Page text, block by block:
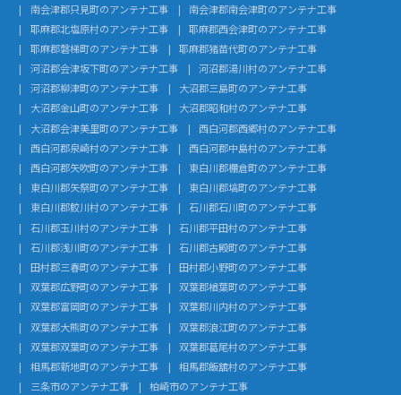
南会津郡只見町のアンテナ工事
南会津郡南会津町のアンテナ工事
耶麻郡北塩原村のアンテナ工事
耶麻郡西会津町のアンテナ工事
耶麻郡磐梯町のアンテナ工事
耶麻郡猪苗代町のアンテナ工事
河沼郡会津坂下町のアンテナ工事
河沼郡湯川村のアンテナ工事
河沼郡柳津町のアンテナ工事
大沼郡三島町のアンテナ工事
大沼郡金山町のアンテナ工事
大沼郡昭和村のアンテナ工事
大沼郡会津美里町のアンテナ工事
西白河郡西郷村のアンテナ工事
西白河郡泉崎村のアンテナ工事
西白河郡中島村のアンテナ工事
西白河郡矢吹町のアンテナ工事
東白川郡棚倉町のアンテナ工事
東白川郡矢祭町のアンテナ工事
東白川郡塙町のアンテナ工事
東白川郡鮫川村のアンテナ工事
石川郡石川町のアンテナ工事
石川郡玉川村のアンテナ工事
石川郡平田村のアンテナ工事
石川郡浅川町のアンテナ工事
石川郡古殿町のアンテナ工事
田村郡三春町のアンテナ工事
田村郡小野町のアンテナ工事
双葉郡広野町のアンテナ工事
双葉郡楢葉町のアンテナ工事
双葉郡富岡町のアンテナ工事
双葉郡川内村のアンテナ工事
双葉郡大熊町のアンテナ工事
双葉郡浪江町のアンテナ工事
双葉郡双葉町のアンテナ工事
双葉郡葛尾村のアンテナ工事
相馬郡新地町のアンテナ工事
相馬郡飯舘村のアンテナ工事
三条市のアンテナ工事
柏崎市のアンテナ工事